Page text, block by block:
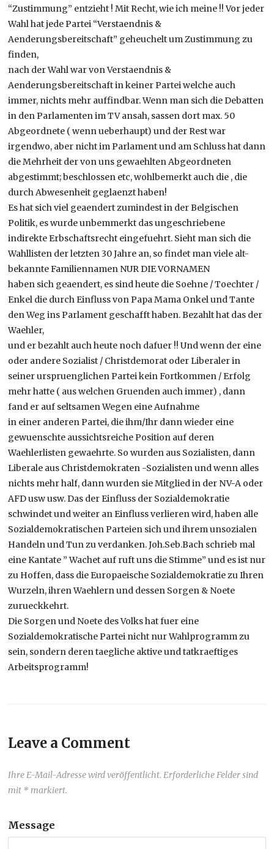
“Zustimmung” entzieht ! Mit Recht, wie ich meine !! Vor jeder
Wahl hat jede Partei “Verstaendnis &
Aenderungsbereitschaft” geheuchelt um Zustimmung zu
finden,
nach der Wahl war von Verstaendnis &
Aenderungsbereitschaft in keiner Partei welche auch
immer, nichts mehr auffindbar. Wenn man sich die Debatten
in den Parlamenten im TV ansah, sassen dort max. 50
Abgeordnete ( wenn ueberhaupt) und der Rest war
irgendwo, aber nicht im Parlament und am Schluss hat dann
die Mehrheit der von uns gewaehlten Abgeordneten
abgestimmt; beschlossen etc, wohlbemerkt auch die , die
durch Abwesenheit geglaenzt haben!
Es hat sich viel geaendert zumindest in der Belgischen
Politik, es wurde unbemmerkt das ungeschriebene
indirekte Erbschaftsrecht eingefuehrt. Sieht man sich die
Wahllisten der letzten 30 Jahre an, so findet man viele alt-
bekannte Familiennamen NUR DIE VORNAMEN
haben sich geaendert, es sind heute die Soehne / Toechter /
Enkel die durch Einfluss von Papa Mama Onkel und Tante
den Weg ins Parlament geschafft haben. Bezahlt hat das der
Waehler,
und er bezahlt auch heute noch dafuer !! Und wenn der eine
oder andere Sozialist / Christdemorat oder Liberaler in
seiner urspruenglichen Partei kein Fortkommen / Erfolg
mehr hatte ( aus welchen Gruenden auch immer) , dann
fand er auf seltsamen Wegen eine Aufnahme
in einer anderen Partei, die ihm/Ihr dann wieder eine
gewuenschte aussichtsreiche Position auf deren
Waehlerlisten gewaehrte. So wurden aus Sozialisten, dann
Liberale aus Christdemokraten -Sozialisten und wenn alles
nichts mehr half, dann wurden sie Mitglied in der NV-A oder
AFD usw usw. Das der Einfluss der Sozialdemokratie
schwindet und weiter an Einfluss verlieren wird, haben alle
Sozialdemokratischen Parteien sich und ihrem unsozialen
Handeln und Tun zu verdanken. Joh.Seb.Bach schrieb mal
eine Kantate ” Wachet auf ruft uns die Stimme” und es ist nur
zu Hoffen, dass die Europaeische Sozialdemokratie zu Ihren
Wurzeln, ihren Waehlern und dessen Sorgen & Noete
zurueckkehrt.
Die Sorgen und Noete des Volks hat fuer eine
Sozialdemokratische Partei nicht nur Wahlprogramm zu
sein, sondern deren taegliche aktive und tatkraeftiges
Arbeitsprogramm!
Leave a Comment
Ihre E-Mail-Adresse wird veröffentlicht. Erforderliche Felder sind
mit * markiert.
Message